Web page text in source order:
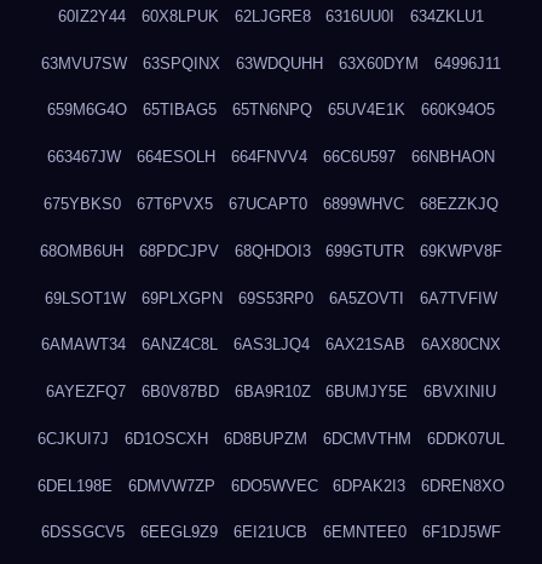
60IZ2Y44 60X8LPUK 62LJGRE8 6316UU0I 634ZKLU1
63MVU7SW 63SPQINX 63WDQUHH 63X60DYM 64996J11
659M6G4O 65TIBAG5 65TN6NPQ 65UV4E1K 660K94O5
663467JW 664ESOLH 664FNVV4 66C6U597 66NBHAON
675YBKS0 67T6PVX5 67UCAPT0 6899WHVC 68EZZKJQ
68OMB6UH 68PDCJPV 68QHDOI3 699GTUTR 69KWPV8F
69LSOT1W 69PLXGPN 69S53RP0 6A5ZOVTI 6A7TVFIW
6AMAWT34 6ANZ4C8L 6AS3LJQ4 6AX21SAB 6AX80CNX
6AYEZFQ7 6B0V87BD 6BA9R10Z 6BUMJY5E 6BVXINIU
6CJKUI7J 6D1OSCXH 6D8BUPZM 6DCMVTHM 6DDK07UL
6DEL198E 6DMVW7ZP 6DO5WVEC 6DPAK2I3 6DREN8XO
6DSSGCV5 6EEGL9Z9 6EI21UCB 6EMNTEE0 6F1DJ5WF